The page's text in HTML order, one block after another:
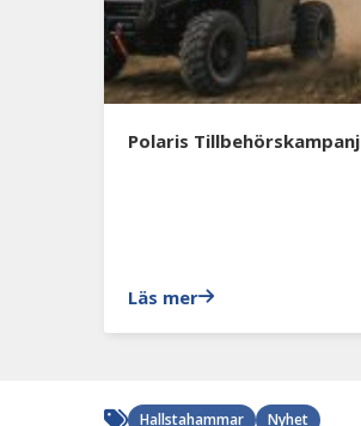
Polaris
Läs mer
Hallstahammar Nyhet